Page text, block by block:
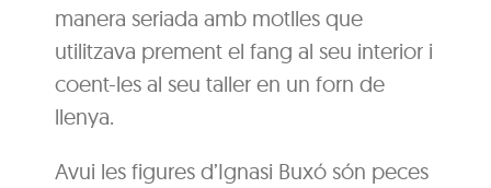
manera seriada amb motlles que
utilitzava prement el fang al seu interior i
coent-les al seu taller en un forn de
llenya.
Avui les figures d’Ignasi Buxó són peces